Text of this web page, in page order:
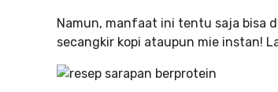
Namun, manfaat ini tentu saja bisa
secangkir kopi ataupun mie instan!